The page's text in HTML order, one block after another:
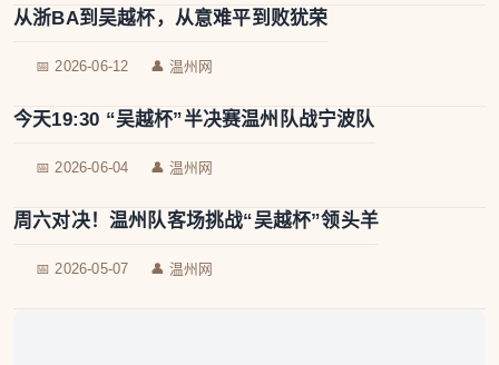
从浙BA到吴越杯，从意难平到败犹荣
📅 2026-06-12 👤 温州网
今天19:30 “吴越杯”半决赛温州队战宁波队
📅 2026-06-04 👤 温州网
周六对决！温州队客场挑战“吴越杯”领头羊
📅 2026-05-07 👤 温州网